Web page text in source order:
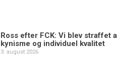
Ross efter FCK: Vi blev straffet
kynisme og individuel kvalitet
3. august 2026